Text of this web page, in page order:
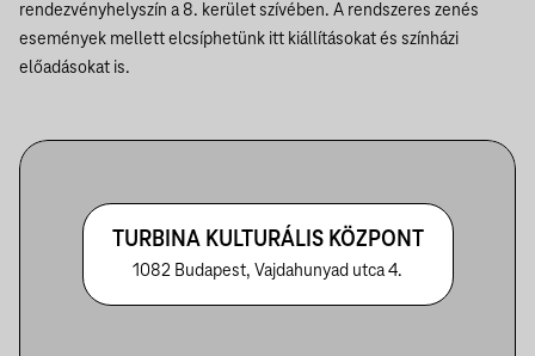
rendezvényhelyszín a 8. kerület szívében. A rendszeres zenés
események mellett elcsíphetünk itt kiállításokat és színházi
előadásokat is.
TURBINA KULTURÁLIS KÖZPONT
1082 Budapest, Vajdahunyad utca 4.